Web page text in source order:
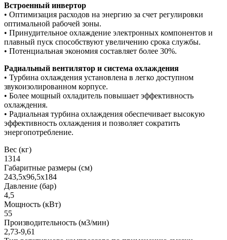
Встроенный инвертор
• Оптимизация расходов на энергию за счет регулировки
оптимальной рабочей зоны.
• Принудительное охлаждение электронных компонентов и
плавный пуск способствуют увеличению срока службы.
• Потенциальная экономия составляет более 30%.
Радиальный вентилятор и система охлаждения
• Турбина охлаждения установлена в легко доступном
звукоизолированном корпусе.
• Более мощный охладитель повышает эффективность
охлаждения.
• Радиальная турбина охлаждения обеспечивает высокую
эффективность охлаждения и позволяет сократить
энергопотребление.
Вес (кг)
1314
Габаритные размеры (см)
243,5х96,5х184
Давление (бар)
4,5
Мощность (кВт)
55
Производительность (м3/мин)
2,73-9,61